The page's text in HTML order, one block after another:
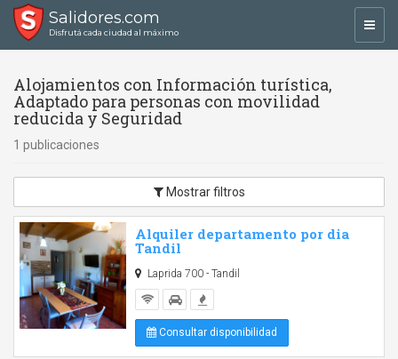
Salidores.com
Disfrutá cada ciudad al máximo
Alojamientos con Información turística,
Adaptado para personas con movilidad
reducida y Seguridad
1 publicaciones
Mostrar filtros
Alquiler departamento por dia
Tandil
Laprida 700 - Tandil
Consultar disponibilidad